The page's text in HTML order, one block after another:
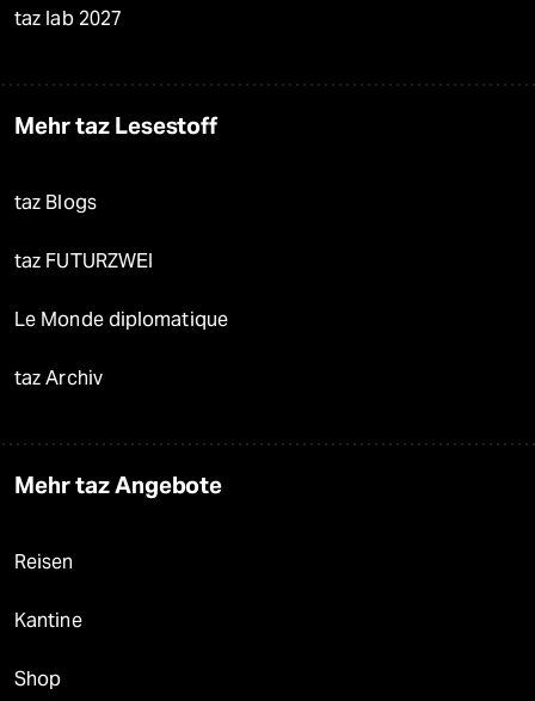
taz lab 2027
Mehr taz Lesestoff
taz Blogs
taz FUTURZWEI
Le Monde diplomatique
taz Archiv
Mehr taz Angebote
Reisen
Kantine
Shop